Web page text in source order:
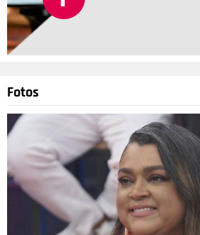
Fotos